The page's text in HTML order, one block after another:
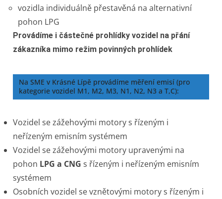
vozidla individuálně přestavěná na alternativní
pohon LPG
Provádíme i částečné prohlídky vozidel na přání
zákazníka mimo režim povinných prohlídek
Na SME v Krásné Lípě provádíme měření emisí (pro
kategorie vozidel M1, M2, M3, N1, N2, N3 a T,C):
Vozidel se zážehovými motory s řízeným i
neřízeným emisním systémem
Vozidel se zážehovými motory upravenými na
pohon LPG a CNG s řízeným i neřízeným emisním
systémem
Osobních vozidel se vznětovými motory s řízeným i